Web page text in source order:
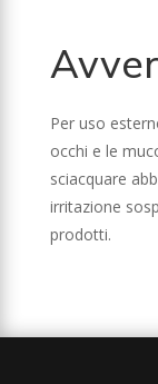
Per uso
occhi e le
sciacquare
irritazione
prodotti.